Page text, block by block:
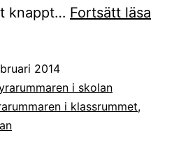
knappt… Fortsätt läsa
2014
i skolan
i klassrummet,